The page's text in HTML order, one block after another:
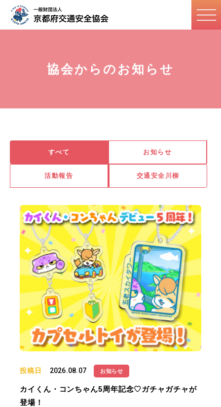
協会からのお知らせ
すべて お知らせ
活動報告 交通安全川柳
投稿日 2026.08.07 お知らせ
カイくん・コンちゃん5周年記念♡ガチャガチャが
登場！